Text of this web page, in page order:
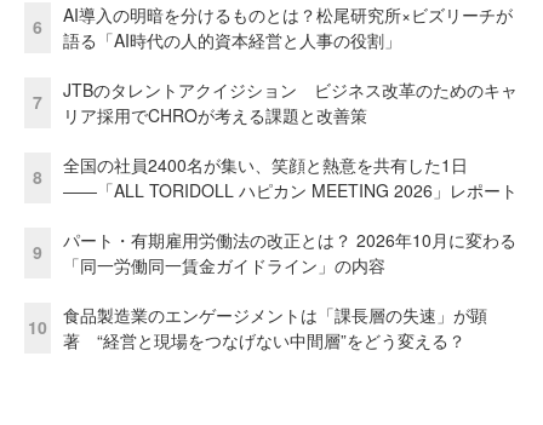
6
AI導入の明暗を分けるものとは？松尾研究所×ビズリーチが
語る「AI時代の人的資本経営と人事の役割」
7
JTBのタレントアクイジション ビジネス改革のためのキャ
リア採用でCHROが考える課題と改善策
8
全国の社員2400名が集い、笑顔と熱意を共有した1日
――「ALL TORIDOLL ハピカン MEETING 2026」レポート
9
パート・有期雇用労働法の改正とは？ 2026年10月に変わる
「同一労働同一賃金ガイドライン」の内容
10
食品製造業のエンゲージメントは「課長層の失速」が顕
著 “経営と現場をつなげない中間層”をどう変える？